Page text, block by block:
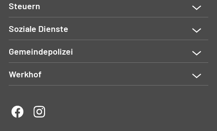
Steuern
Soziale Dienste
Gemeindepolizei
Werkhof